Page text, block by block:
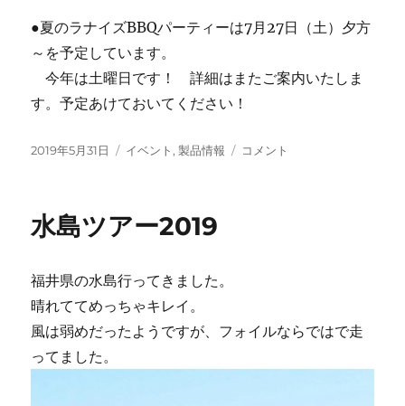
●夏のラナイズBBQパーティーは7月27日（土）夕方
～を予定しています。
今年は土曜日です！ 詳細はまたご案内いたしま
す。予定あけておいてください！
投
2019年5月31日
カ
ー
イベント,製品情報
ノ
コメント
水島ツアー2019
福井県の水島行ってきました。
晴れててめっちゃキレイ。
風は弱めだったようですが、フォイルならではで走
ってました。